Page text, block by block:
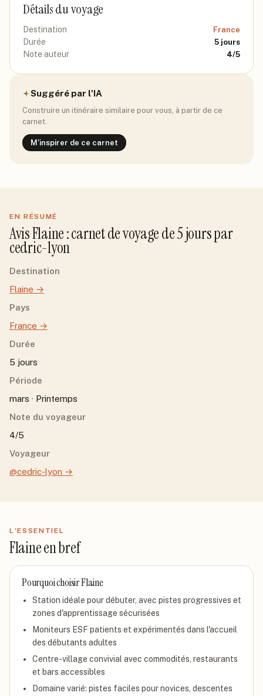
Détails du voyage
Destination France
Durée 5 jours
Note auteur 4/5
Suggéré par l'IA
Construire un itinéraire similaire pour vous, à partir de ce
carnet.
M'inspirer de ce carnet
EN RÉSUMÉ
AvisFlaine: carnet de voyage de5jourspar
cedric-lyon
Destination
Flaine →
Pays
France →
Durée
5 jours
Période
mars · Printemps
Note du voyageur
4/5
Voyageur
@cedric-lyon →
L'ESSENTIEL
Flaineen bref
Pourquoi choisirFlaine
Station idéale pour débuter, avec pistes progressives et
zones d'apprentissage sécurisées
Moniteurs ESF patients et expérimentés dans l'accueil
des débutants adultes
Centre-village convivial avec commodités, restaurants
et bars accessibles
Domaine varié: pistes faciles pour novices, descentes